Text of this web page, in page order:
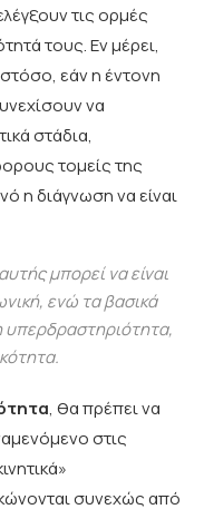
τις ορμές
τους. Εν μέρει,
εάν η έντονη
να
στάδια,
τομείς της
η διάγνωση να είναι
μπορεί να είναι
ενώ τα βασικά
υπερδραστηριότητα,
, θα πρέπει να
στις
συνεχώς από